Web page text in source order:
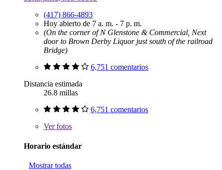
(417) 866-4893
Hoy abierto de 7 a. m. - 7 p. m.
(On the corner of N Glenstone & Commercial, Next
door to Brown Derby Liquor just south of the railroad
Bridge)
6,751 comentarios
Distancia estimada
26.8 millas
6,751 comentarios
Verfotos
Horario estándar
Mostrar todas